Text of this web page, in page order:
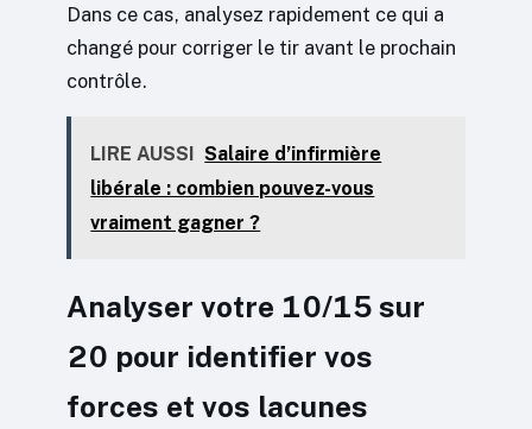
Dans ce cas, analysez rapidement ce qui a
changé pour corriger le tir avant le prochain
contrôle.
LIRE AUSSI Salaire d’infirmière
libérale : combien pouvez-vous
vraiment gagner ?
Analyser votre 10/15 sur
20 pour identifier vos
forces et vos lacunes